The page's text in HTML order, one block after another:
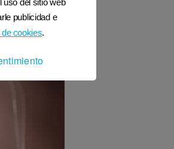
uso del sitio web
publicidad e
cookies.